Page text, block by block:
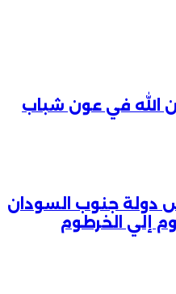
الله في عون شباب
جنوب السودان
إلي الخرطوم